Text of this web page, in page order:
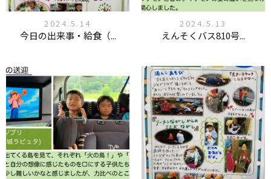
2024.5.14
今日の出来事・給食（...
2024.5.13
えんそくバス810号...